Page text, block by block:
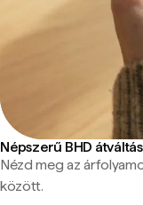
Népszerű BHD
Nézd meg az
között.